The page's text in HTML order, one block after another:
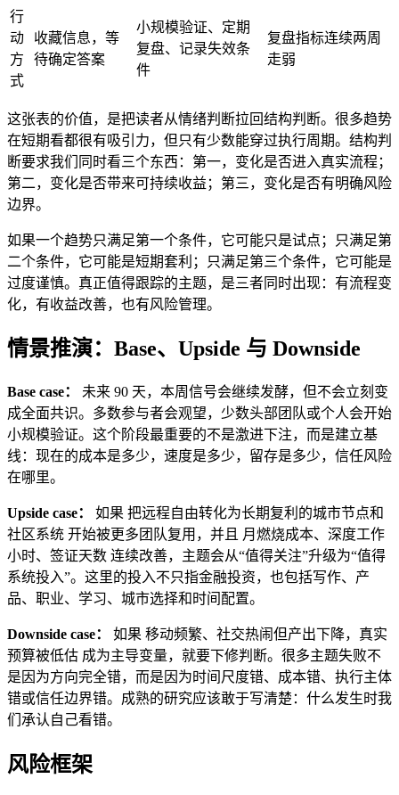
行
动
方
式
收藏信息，等
待确定答案
小规模验证、定期
复盘、记录失效条
件
复盘指标连续两周
走弱
这张表的价值，是把读者从情绪判断拉回结构判断。很多趋势
在短期看都很有吸引力，但只有少数能穿过执行周期。结构判
断要求我们同时看三个东西：第一，变化是否进入真实流程；
第二，变化是否带来可持续收益；第三，变化是否有明确风险
边界。
如果一个趋势只满足第一个条件，它可能只是试点；只满足第
二个条件，它可能是短期套利；只满足第三个条件，它可能是
过度谨慎。真正值得跟踪的主题，是三者同时出现：有流程变
化，有收益改善，也有风险管理。
情景推演：Base、Upside 与 Downside
Base case：
未来 90 天，本周信号会继续发酵，但不会立刻变
成全面共识。多数参与者会观望，少数头部团队或个人会开始
小规模验证。这个阶段最重要的不是激进下注，而是建立基
线：现在的成本是多少，速度是多少，留存是多少，信任风险
在哪里。
Upside case：
如果 把远程自由转化为长期复利的城市节点和
社区系统 开始被更多团队复用，并且 月燃烧成本、深度工作
小时、签证天数 连续改善，主题会从“值得关注”升级为“值得
系统投入”。这里的投入不只指金融投资，也包括写作、产
品、职业、学习、城市选择和时间配置。
Downside case：
如果 移动频繁、社交热闹但产出下降，真实
预算被低估 成为主导变量，就要下修判断。很多主题失败不
是因为方向完全错，而是因为时间尺度错、成本错、执行主体
错或信任边界错。成熟的研究应该敢于写清楚：什么发生时我
们承认自己看错。
风险框架